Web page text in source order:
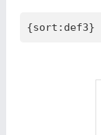
{sort:def3}